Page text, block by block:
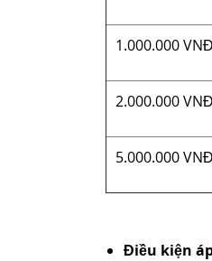
1.000.000 VNĐ
2.000.000 VNĐ
5.000.000 VNĐ
Điều kiện